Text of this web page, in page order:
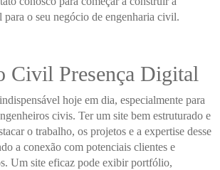
para o seu negócio de engenharia civil.
Civil Presença Digital
hoje em dia, especialmente para
civis. Ter um site bem estruturado e
o trabalho, os projetos e a expertise desse
a conexão com potenciais clientes e
Um site eficaz pode exibir portfólio,